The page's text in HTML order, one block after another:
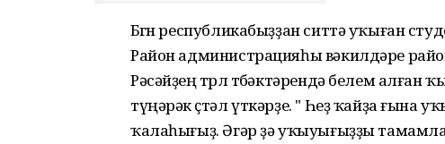
Бөгөн республикабыҙҙан ситтә уҡыған
Район администрацияһы вәкилдәре
Рәсәйҙең төрлө төбәктәрендә белем алған
түңәрәк өҫтәл үткәрҙе. " Һеҙ ҡайҙа ғына
ҡалаһығыҙ. Әгәр ҙә уҡыуығыҙҙы